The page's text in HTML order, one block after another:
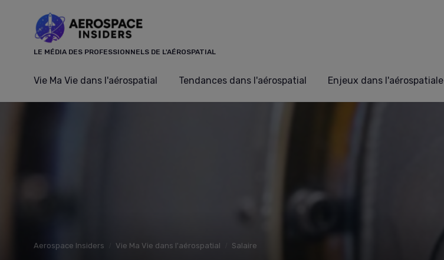
LE MÉDIA DES PROFESSIONNELS DE L'AÉROSPATIAL
Vie Ma Vie dans l'aérospatial Tendances dans l'aérospatial Enjeux dans l'aérospatiale
Aerospace Insiders Vie Ma Vie dans l'aérospatial Salaire